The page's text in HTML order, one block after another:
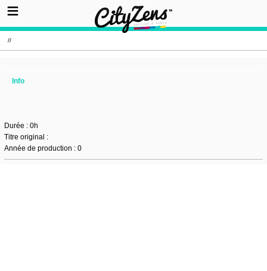
//
Info
Durée : 0h
Titre original :
Année de production : 0